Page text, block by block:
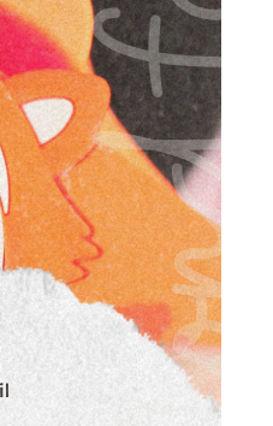
o peso do
memorável. A
suas estufas e